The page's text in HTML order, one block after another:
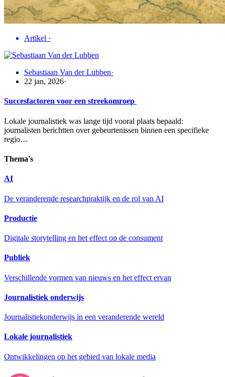
Artikel ·
Sebastiaan Van der Lubben·
22 jan, 2026·
Succesfactoren voor een streekomroep
Lokale journalistiek was lange tijd vooral plaats bepaald:
journalisten berichtten over gebeurtenissen binnen een specifieke
regio…
Thema's
AI
De veranderende researchpraktijk en de rol van AI
Productie
Digitale storytelling en het effect op de consument
Publiek
Verschillende vormen van nieuws en het effect ervan
Journalistiek onderwijs
Journalistiekonderwijs in een veranderende wereld
Lokale journalistiek
Ontwikkelingen op het gebied van lokale media